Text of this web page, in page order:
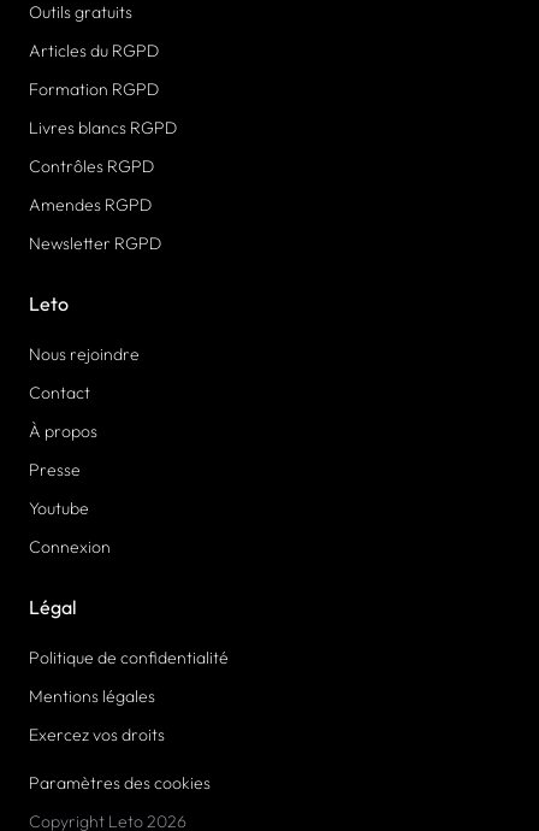
Outils gratuits
Articles du RGPD
Formation RGPD
Livres blancs RGPD
Contrôles RGPD
Amendes RGPD
Newsletter RGPD
Leto
Nous rejoindre
Contact
À propos
Presse
Youtube
Connexion
Légal
Politique de confidentialité
Mentions légales
Exercez vos droits
Paramètres des cookies
Copyright Leto 2026